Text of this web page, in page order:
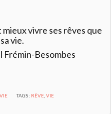
mieux vivre ses rêves que
vie.
Frémin-Besombes
VIE TAGS : RÊVE ,VIE